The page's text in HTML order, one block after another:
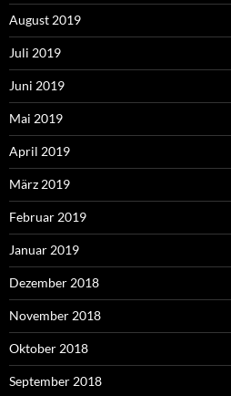
August 2019
Juli 2019
Juni 2019
Mai 2019
April 2019
März 2019
Februar 2019
Januar 2019
Dezember 2018
November 2018
Oktober 2018
September 2018